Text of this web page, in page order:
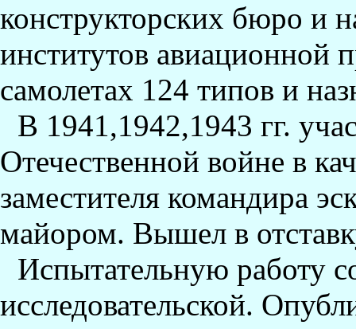
конструкторских бюро и
институтов авиационной
самолетах 124 типов и
В 1941,1942,1943 гг.
Отечественной войне в
заместителя командира
майором. Вышел в
Испытательную работу
исследовательской.